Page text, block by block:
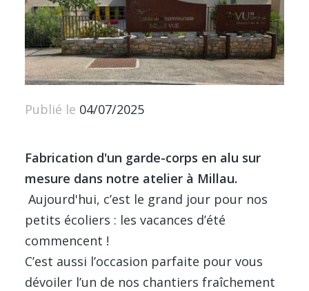
Publié le 04/07/2025
Fabrication d'un garde-corps en alu sur
mesure dans notre atelier à Millau.
Aujourd'hui, c’est le grand jour pour nos
petits écoliers : les vacances d’été
commencent !
C’est aussi l’occasion parfaite pour vous
dévoiler l’un de nos chantiers fraîchement